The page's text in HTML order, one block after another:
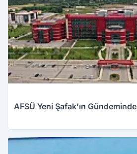
AFSÜ Yeni Şafak’ın Gündeminde